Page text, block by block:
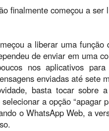
finalmente começou a ser
a liberar uma função
de enviar em uma
nos aplicativos
enviadas até sete
basta tocar sobre
a opção “apagar
o WhatsApp Web, a